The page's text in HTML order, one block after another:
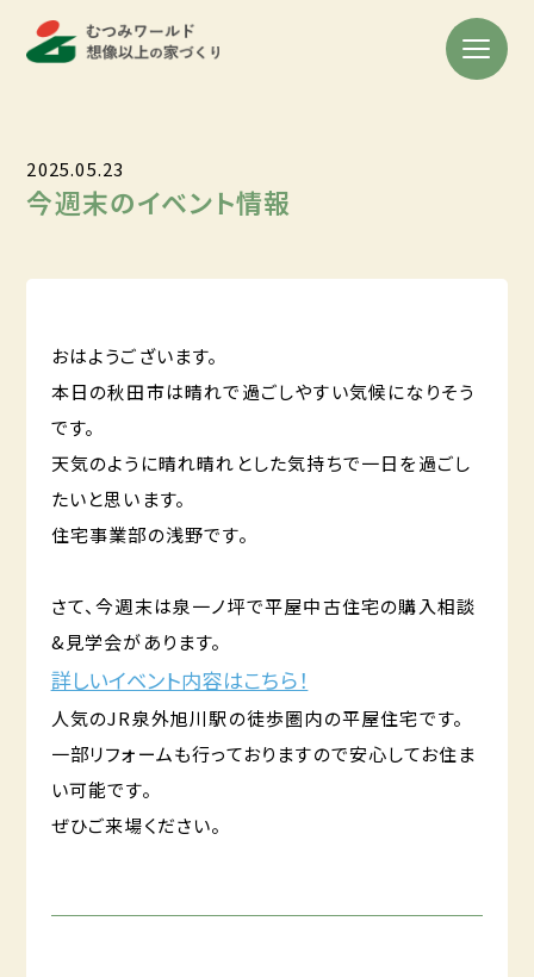
2025.05.23
今週末のイベント情報
おはようございます。
本日の秋田市は晴れで過ごしやすい気候になりそう
です。
天気のように晴れ晴れとした気持ちで一日を過ごし
たいと思います。
住宅事業部の浅野です。
さて、今週末は泉一ノ坪で平屋中古住宅の購入相談
&見学会があります。
詳しいイベント内容はこちら！
人気のJR泉外旭川駅の徒歩圏内の平屋住宅です。
一部リフォームも行っておりますので安心してお住ま
い可能です。
ぜひご来場ください。